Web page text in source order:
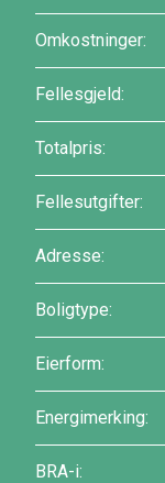
Omkostninger:
Fellesgjeld:
Totalpris:
Fellesutgifter:
Adresse:
Boligtype:
Eierform:
Energimerking:
BRA-i: